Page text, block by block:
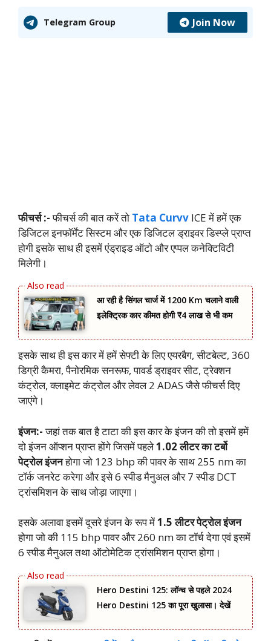
Telegram Group Join Now
फीचर्स :-फीचर्स की बात करें तो Tata Curvv ICE में हमें एक
डिजिटल इनफॉर्मेंट सिस्टम और एक डिजिटल ड्राइवर डिस्प्ले प्राप्त
होगी इसके साथ ही इसमें एंड्राइड ऑटो और एप्पल कनेक्टिविटी
मिलेगी।
आ रही है सिंगल चार्ज में 1200 Km चलाने वाली
इलेक्ट्रिक कार कीमत होगी ₹4 लाख से भी कम
इसके साथ ही इस कार में हमें सेफ्टी के लिए एयरबैग, सीटबेल्ट, 360
डिग्री कैमरा, पैनोरमिक सनरूफ, पावर्ड ड्राइवर सीट, ट्रेक्शन
कंट्रोल, क्लाइमेट कंट्रोल और लेवल 2 ADAS जैसे फीचर्स दिए
जाएंगे।
इंजन:-जहां तक बात है टाटा की इस कार के इंजन की तो इसमें हमें
दो इंजन ऑप्शन प्राप्त होंगे जिसमें पहले1.02 लीटर का टर्बो
पेट्रोल इंजनहोगा जो 123 bhp की पावर के साथ 255 nm का
टॉर्क जनरेट करेगा और इसे 6 स्पीड मैनुअल और 7 स्पीड DCT
ट्रांसमिशन के साथ जोड़ा जाएगा।
इसके अलावा इसमें दूसरे इंजन के रूप में1.5 लीटर पेट्रोल इंजन
होगा जो की 115 bhp पावर और 260 nm का टॉर्च देगा एवं इसमें
6 स्पीड मैनुअल तथा ऑटोमेटिक ट्रांसमिशन प्राप्त होगा।
Hero Destini 125: लॉन्‍च से पहले 2024
Hero Destini 125 का पूरा खुलासा। देखें